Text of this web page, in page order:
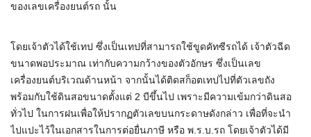
ของเลขเครื่องยนต์รถ นั้น
โดยเจ้าตัวได้ใช้เทป ซึ่งเป็นเทปที่สามารถใช้ขูดคัทซีรถได้ เจ้าตัวฉีด
ขนาดพอประมาณ เท่ากับความกว้างของตัวอักษร ซึ่งเป็นเลข
เครื่องยนต์บริเวณด้านหน้า จากนั้นได้ติดสก็อตเทปไปที่ตัวเลขถัง
พร้อมกับใช้ดินสอขนาดตั้งแต่ 2 บีขึ้นไป เพราะมีความเข้มกว่าดินสอ
ทั่วไป ในการฝนเพื่อให้ปรากฏตัวเลขบนกระดาษดังกล่าว เพื่อที่จะนำ
ไปแปะไว้ในเอกสารในการต่อยื่นภาษี หรือ พ.ร.บ.รถ โดยเจ้าตัวได้มี